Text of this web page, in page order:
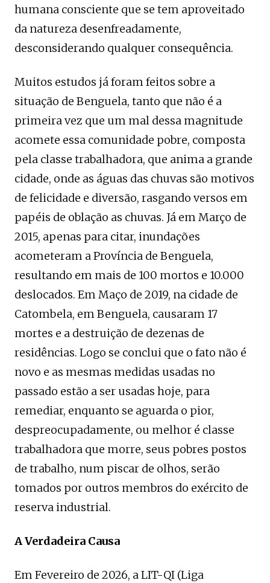
humana consciente que se tem aproveitado
da natureza desenfreadamente,
desconsiderando qualquer consequência.
Muitos estudos já foram feitos sobre a
situação de Benguela, tanto que não é a
primeira vez que um mal dessa magnitude
acomete essa comunidade pobre, composta
pela classe trabalhadora, que anima a grande
cidade, onde as águas das chuvas são motivos
de felicidade e diversão, rasgando versos em
papéis de oblação as chuvas. Já em Março de
2015, apenas para citar, inundações
acometeram a Província de Benguela,
resultando em mais de 100 mortos e 10.000
deslocados. Em Maço de 2019, na cidade de
Catombela, em Benguela, causaram 17
mortes e a destruição de dezenas de
residências. Logo se conclui que o fato não é
novo e as mesmas medidas usadas no
passado estão a ser usadas hoje, para
remediar, enquanto se aguarda o pior,
despreocupadamente, ou melhor é classe
trabalhadora que morre, seus pobres postos
de trabalho, num piscar de olhos, serão
tomados por outros membros do exército de
reserva industrial.
A Verdadeira Causa
Em Fevereiro de 2026, a LIT-QI (Liga